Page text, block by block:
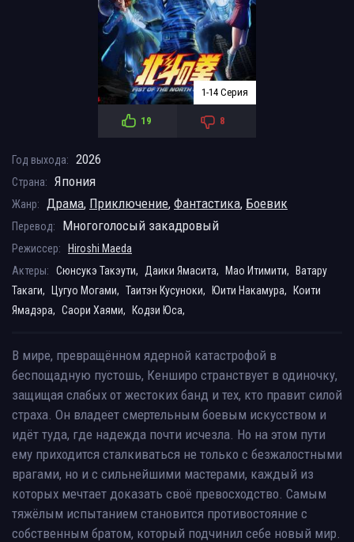
1-14 Серия
19 8
Год выхода: 2026
Страна: Япония
Жанр: Драма, Приключение, Фантастика, Боевик
Перевод: Многоголосый закадровый
Режиссер:
Hiroshi Maeda
Актеры:
Сюнсукэ Такэути, Даики Ямасита, Мао Итимити,
Ватару
Такаги,
Цугуо Могами, Таитэн Кусуноки, Юити Накамура,
Коити
Ямадэра, Саори Хаями, Кодзи Юса,
В мире, превращённом ядерной катастрофой в
беспощадную пустошь, Кенширо странствует в одиночку,
защищая слабых от жестоких банд и тех, кто правит силой
страха. Он владеет смертельным боевым искусством и
идёт туда, где надежда почти исчезла. Но на этом пути
ему приходится сталкиваться не только с безжалостными
врагами, но и с сильнейшими мастерами, каждый из
которых мечтает доказать своё превосходство. Самым
тяжёлым испытанием становится противостояние с
собственным братом, который подчинил себе новый мир.